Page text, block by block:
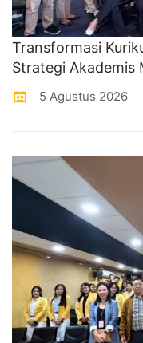
Transformasi
Strategi Akademis
5 Agustus 2026